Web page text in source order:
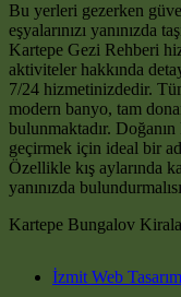
Bu yerleri gezerken
eşyalarınızı yanınızda
Kartepe Gezi Rehberi
aktiviteler hakkında
7/24 hizmetinizdedir.
modern banyo, tam
bulunmaktadır.
geçirmek için ideal bir
Özellikle kış aylarında
yanınızda
Kartepe Bungalov
İzmit Web Tasarım